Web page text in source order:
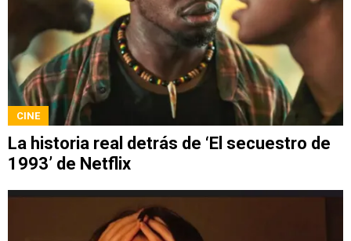
CINE
La historia real detrás de ‘El secuestro de
1993’ de Netflix